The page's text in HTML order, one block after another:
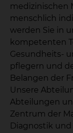
medizinischen
menschlich
werden Sie in
kompetenten
Gesundheits-
pflegern und
Belangen der
Unsere
Abteilungen
Zentrum der
Diagnostik